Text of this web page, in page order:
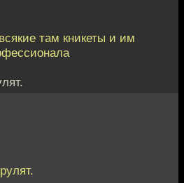
там кникеты и им